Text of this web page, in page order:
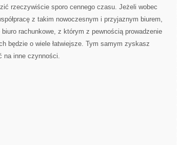
rzeczywiście sporo cennego czasu. Jeżeli wobec
z takim nowoczesnym i przyjaznym biurem,
rachunkowe, z którym z pewnością prowadzenie
będzie o wiele łatwiejsze. Tym samym zyskasz
na inne czynności.